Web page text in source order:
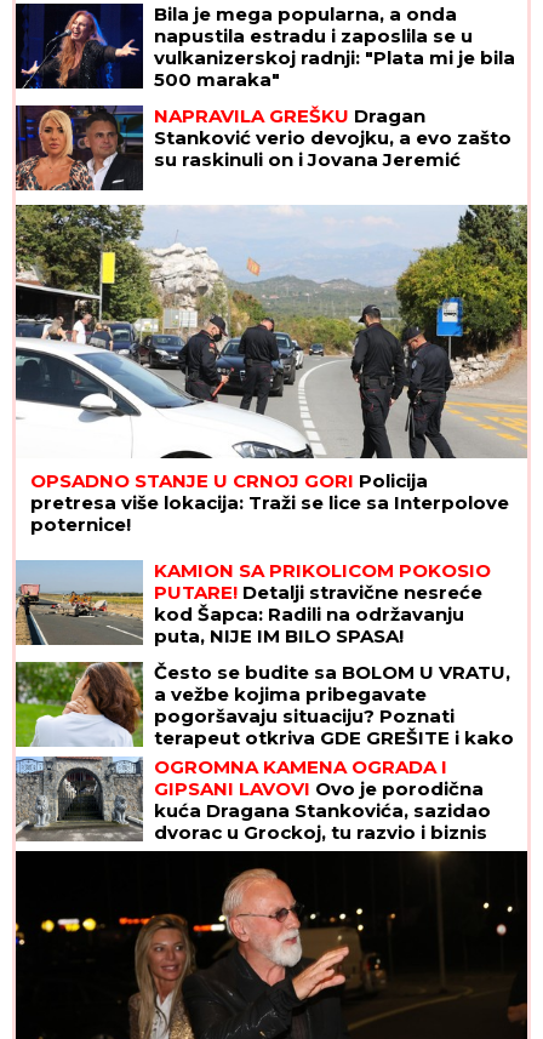
Bila je mega popularna, a onda
napustila estradu i zaposlila se u
vulkanizerskoj radnji: "Plata mi je bila
500 maraka"
NAPRAVILA GREŠKU Dragan
Stanković verio devojku, a evo zašto
su raskinuli on i Jovana Jeremić
OPSADNO STANJE U CRNOJ GORI Policija
pretresa više lokacija: Traži se lice sa Interpolove
poternice!
KAMION SA PRIKOLICOM POKOSIO
PUTARE! Detalji stravične nesreće
kod Šapca: Radili na održavanju
puta, NIJE IM BILO SPASA!
Često se budite sa BOLOM U VRATU,
a vežbe kojima pribegavate
pogoršavaju situaciju? Poznati
terapeut otkriva GDE GREŠITE i kako
da ublažite tegobe za 10 MINUTA
OGROMNA KAMENA OGRADA I
GIPSANI LAVOVI Ovo je porodična
kuća Dragana Stankovića, sazidao
dvorac u Grockoj, tu razvio i biznis
(VIDEO)